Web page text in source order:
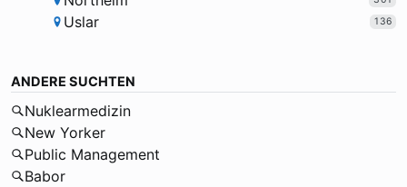
Uslar 136
ANDERE SUCHTEN
Nuklearmedizin
New Yorker
Public Management
Babor